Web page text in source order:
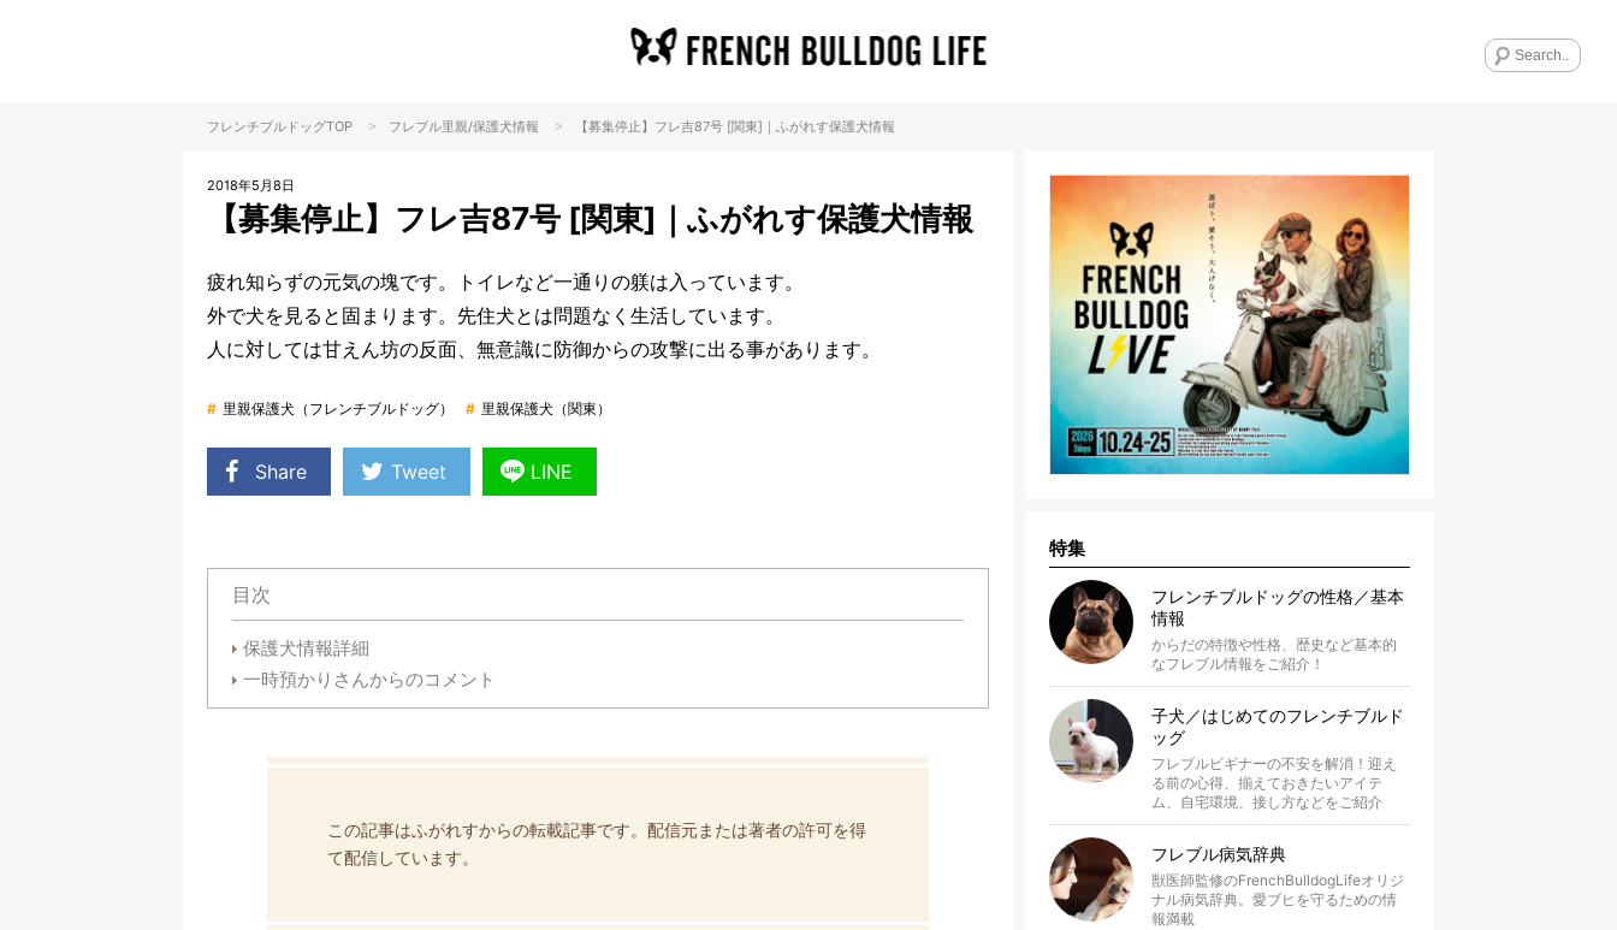
フレンチブルドッグTOP > フレブル里親/保護犬情報 > 【募集停止】フレ吉87号 [関東]｜ふがれす保護犬情報
2018年5月8日
【募集停止】フレ吉87号 [関東]｜ふがれす保護犬情報
疲れ知らずの元気の塊です。トイレなど一通りの躾は入っています。
外で犬を見ると固まります。先住犬とは問題なく生活しています。
人に対しては甘えん坊の反面、無意識に防御からの攻撃に出る事があります。
# 里親保護犬（フレンチブルドッグ） # 里親保護犬（関東）
Share Tweet LINE
目次
保護犬情報詳細
一時預かりさんからのコメント
この記事はふがれすからの転載記事です。配信元または著者の許可を得
て配信しています。
特集
フレンチブルドッグの性格／基本
情報
からだの特徴や性格、歴史など基本的
なフレブル情報をご紹介！
子犬／はじめてのフレンチブルド
ッグ
フレブルビギナーの不安を解消！迎え
る前の心得、揃えておきたいアイテ
ム、自宅環境、接し方などをご紹介
フレブル病気辞典
獣医師監修のFrenchBulldogLifeオリジ
ナル病気辞典。愛ブヒを守るための情
報満載